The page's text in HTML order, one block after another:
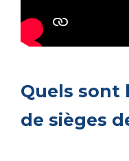
Quels sont
de sièges